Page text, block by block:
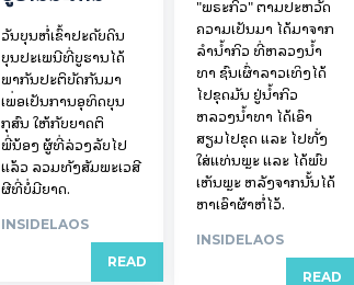
ວັນບຸນຫໍ່ເຂົ້າປະດັບດິນ
ບຸນປະເພນີທີ່ບູຮານໄດ້
ພາກັນປະຕິບັດກັນມາ
ເພື່ອເປັນການອຸທິດບຸນ
ກຸສົນ ໃຫ້ກັບຍາດຕິ
ພີ່ນ້ອງ ຜູ້ທີ່ລ່ວງລັບໄປ
ແລ້ວ ລວມທັງສັມພະເວສີ
ຜີທີ່ບໍ່ມີຍາດ.
INSIDELAOS
READ
"ພຣະກິວ" ຕາມປະຫວັດ
ຄວາມເປັນມາ ໄດ້ມາຈາກ
ລຳນ້ຳກິວ ທີ່ຫລວງນ້ຳ
ທາ ຊົນເຜົ່າລາວເທິງໄດ້
ໄປຂຸດມັນ ຢູ່ນ້ຳກິວ
ຫລວງນ້ຳທາ ໄດ້ເອົາ
ສຽມໄປຂຸດ ແລະ ໄປທັ່ງ
ໃສ່ແທ່ນພຼະ ແລະ ໄດ້ພົບ
ເຫັນພຼະ ຫລັງຈາກນັ້ນໄດ້
ຫາເອົາຜ້າຫໍ່ໄວ້.
INSIDELAOS
READ